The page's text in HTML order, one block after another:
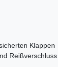
Klappen
Reißverschluss